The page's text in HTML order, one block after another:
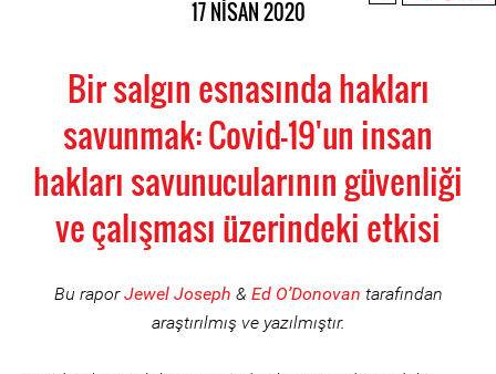
17 NISAN 2020
Bir salgın esnasında hakları
savunmak: Covid-19'un insan
hakları savunucularının güvenliği
ve çalışması üzerindeki etkisi
Bu raporJewel Joseph & Ed O’Donovan tarafından
araştırılmış ve yazılmıştır.